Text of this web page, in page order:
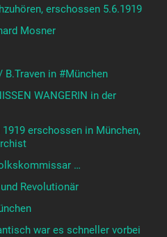
erschossen 5.6.1919
Mosner
B.Traven in #München
WANGERIN in der
erschossen in München,
…
Revolutionär
war es schneller vorbei